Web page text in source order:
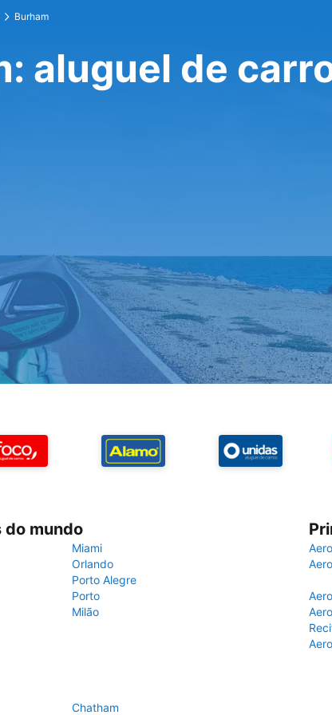
Burham
aluguel de
do mundo
Miami
Orlando
Porto Alegre
Porto
Milão
Chatham